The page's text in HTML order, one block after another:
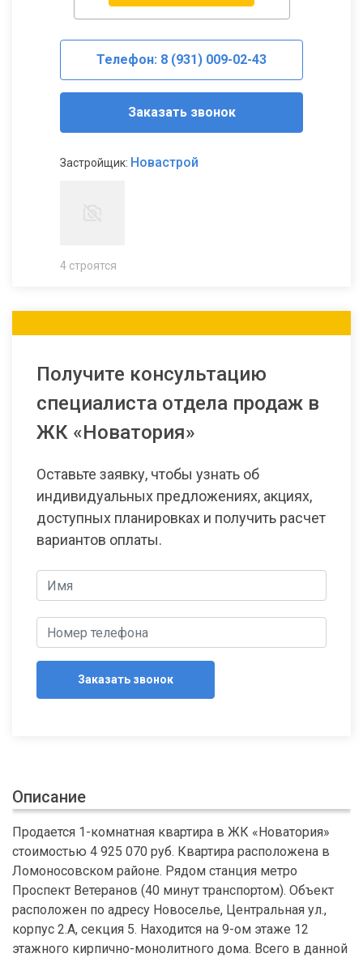
Телефон: 8 (931) 009-02-43
Заказать звонок
Застройщик: Новастрой
4 строятся
Получите консультацию
специалиста отдела продаж в
ЖК «Новатория»
Оставьте заявку, чтобы узнать об
индивидуальных предложениях, акциях,
доступных планировках и получить расчет
вариантов оплаты.
Заказать звонок
Описание
Продается 1-комнатная квартира в ЖК «Новатория»
стоимостью 4 925 070 руб. Квартира расположена в
Ломоносовском районе. Рядом станция метро
Проспект Ветеранов (40 минут транспортом). Объект
расположен по адресу Новоселье, Центральная ул.,
корпус 2.А, секция 5. Находится на 9-ом этаже 12
этажного кирпично-монолитного дома. Всего в данной